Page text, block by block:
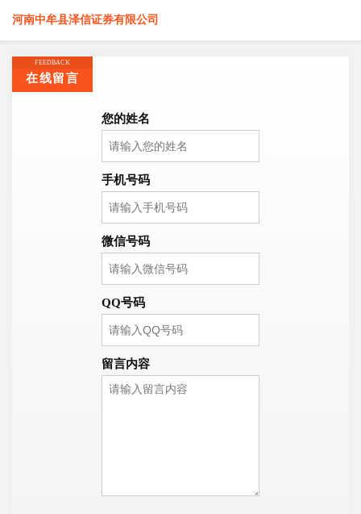
河南中牟县泽信证券有限公司
FEEDBACK
在线留言
您的姓名
手机号码
微信号码
QQ号码
留言内容